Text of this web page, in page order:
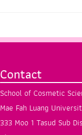
Contact
School of Cosmetic
Mae Fah Luang
333 Moo 1 Tasud Sub